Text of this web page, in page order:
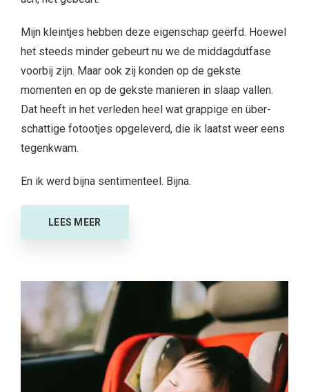
Mijn kleintjes hebben deze eigenschap geërfd. Hoewel
het steeds minder gebeurt nu we de middagdutfase
voorbij zijn. Maar ook zij konden op de gekste
momenten en op de gekste manieren in slaap vallen.
Dat heeft in het verleden heel wat grappige en über-
schattige fotootjes opgeleverd, die ik laatst weer eens
tegenkwam.
En ik werd bijna sentimenteel. Bijna.
LEES MEER